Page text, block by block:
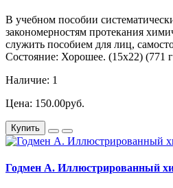
В учебном пособии
закономерностям протекания
служить пособием для лиц,
Состояние: Хорошее. (15х22) (771
Наличие: 1
Цена: 150.00руб.
Купить
Годмен А. Иллюстрированный